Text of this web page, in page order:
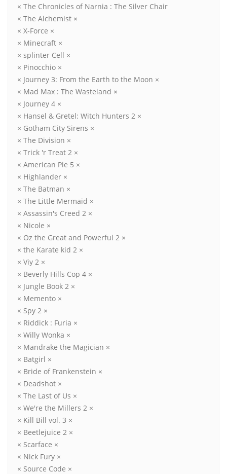
× The Chronicles of Narnia : The Silver Chair
× The Alchemist ×
× X-Force ×
× Minecraft ×
× splinter Cell ×
× Pinocchio ×
× Journey 3: From the Earth to the Moon ×
× Mad Max : The Wasteland ×
× Journey 4 ×
× Hansel & Gretel: Witch Hunters 2 ×
× Gotham City Sirens ×
× The Division ×
× Trick 'r Treat 2 ×
× American Pie 5 ×
× Highlander ×
× The Batman ×
× The Little Mermaid ×
× Assassin's Creed 2 ×
× Nicole ×
× Oz the Great and Powerful 2 ×
× the Karate kid 2 ×
× Viy 2 ×
× Beverly Hills Cop 4 ×
× Jungle Book 2 ×
× Memento ×
× Spy 2 ×
× Riddick : Furia ×
× Willy Wonka ×
× Mandrake the Magician ×
× Batgirl ×
× Bride of Frankenstein ×
× Deadshot ×
× The Last of Us ×
× We're the Millers 2 ×
× Kill Bill vol. 3 ×
× Beetlejuice 2 ×
× Scarface ×
× Nick Fury ×
× Source Code ×